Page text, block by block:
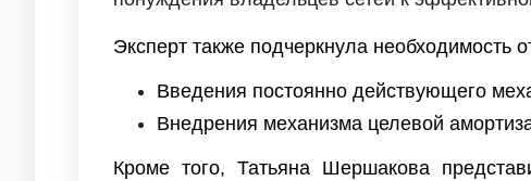
Эксперт также подчеркнула необходимость
Введения постоянно действующего
Внедрения механизма целевой
Кроме того, Татьяна Шершакова